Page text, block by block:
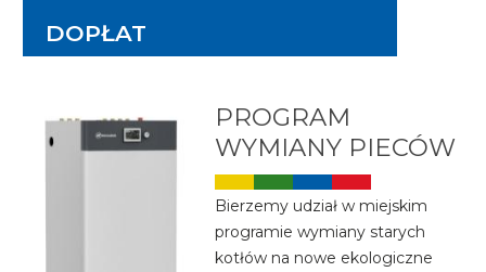
DOPŁAT
PROGRAM
WYMIANY PIECÓW
Image
Bierzemy udział w miejskim
programie wymiany starych
kotłów na nowe ekologiczne